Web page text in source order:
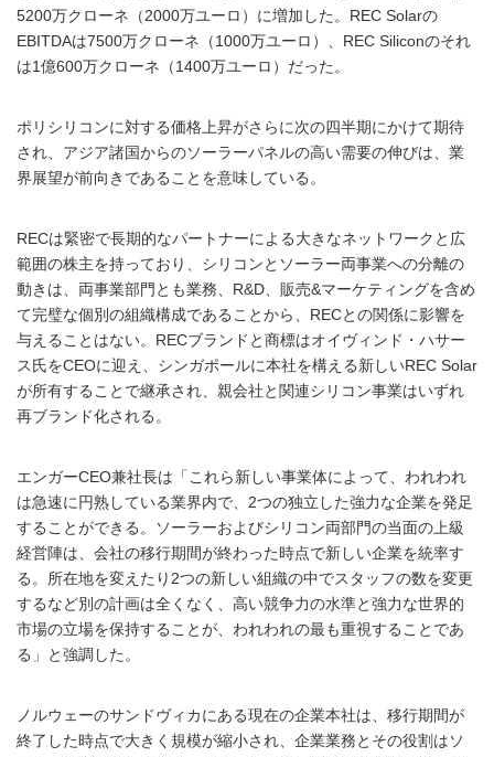
5200万クローネ（2000万ユーロ）に増加した。REC Solarの
EBITDAは7500万クローネ（1000万ユーロ）、REC Siliconのそれ
は1億600万クローネ（1400万ユーロ）だった。
ポリシリコンに対する価格上昇がさらに次の四半期にかけて期待
され、アジア諸国からのソーラーパネルの高い需要の伸びは、業
界展望が前向きであることを意味している。
RECは緊密で長期的なパートナーによる大きなネットワークと広
範囲の株主を持っており、シリコンとソーラー両事業への分離の
動きは、両事業部門とも業務、R&D、販売&マーケティングを含め
て完璧な個別の組織構成であることから、RECとの関係に影響を
与えることはない。RECブランドと商標はオイヴィンド・ハサー
ス氏をCEOに迎え、シンガポールに本社を構える新しいREC Solar
が所有することで継承され、親会社と関連シリコン事業はいずれ
再ブランド化される。
エンガーCEO兼社長は「これら新しい事業体によって、われわれ
は急速に円熟している業界内で、2つの独立した強力な企業を発足
することができる。ソーラーおよびシリコン両部門の当面の上級
経営陣は、会社の移行期間が終わった時点で新しい企業を統率す
る。所在地を変えたり2つの新しい組織の中でスタッフの数を変更
するなど別の計画は全くなく、高い競争力の水準と強力な世界的
市場の立場を保持することが、われわれの最も重視することであ
る」と強調した。
ノルウェーのサンドヴィカにある現在の企業本社は、移行期間が
終了した時点で大きく規模が縮小され、企業業務とその役割はソ